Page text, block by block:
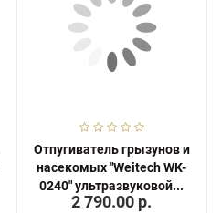
Отпугиватель грызунов и
насекомых "Weitech WK-
0240" ультразвуковой...
2 790.00 р.